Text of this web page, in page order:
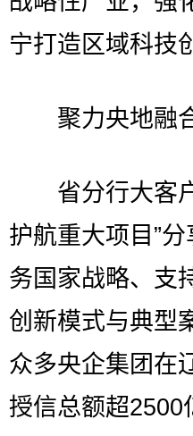
宁打造区域科技
聚力央地融合
省分行大客户
护航重大项目”
务国家战略、支
创新模式与典型
众多央企集团在
授信总额超2500